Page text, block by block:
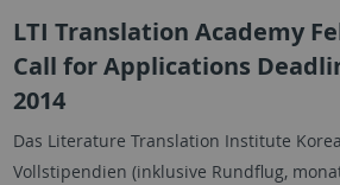
LTI Translation Academy
Call for Applications
2014
Das Literature Translation Institute
Vollstipendien (inklusive Rundflug,